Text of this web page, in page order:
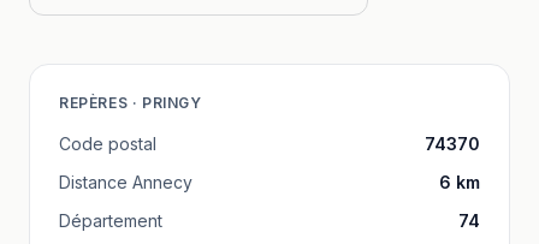
REPÈRES · PRINGY
Code postal
74370
Distance Annecy 6 km
Département
74